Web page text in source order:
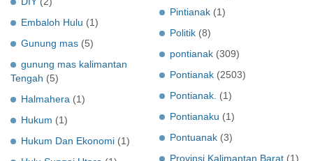
Embaloh Hulu (1)
Gunung mas (5)
gunung mas kalimantan
Tengah (5)
Halmahera (1)
Hukum (1)
Hukum Dan Ekonomi (1)
Pintianak (1)
Politik (8)
pontianak (309)
Pontianak (2503)
Pontianak. (1)
Pontianaku (1)
Pontuanak (3)
Provinsi Kalimantan Barat (1)